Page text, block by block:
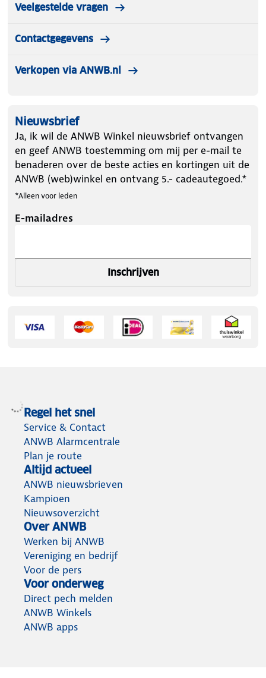
Veelgestelde vragen
Contactgegevens
Verkopen via ANWB.nl
Nieuwsbrief
Ja, ik wil de ANWB Winkel nieuwsbrief ontvangen
en geef ANWB toestemming om mij per e-mail te
benaderen over de beste acties en kortingen uit de
ANWB (web)winkel en ontvang 5.- cadeautegoed.*
*Alleen voor leden
E-mailadres
Inschrijven
Regel het snel
Service & Contact
ANWB Alarmcentrale
Plan je route
Altijd actueel
ANWB nieuwsbrieven
Kampioen
Nieuwsoverzicht
Over ANWB
Werken bij ANWB
Vereniging en bedrijf
Voor de pers
Voor onderweg
Direct pech melden
ANWB Winkels
ANWB apps